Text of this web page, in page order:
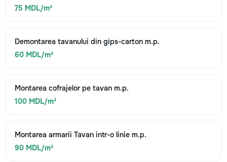
75 MDL/m²
Demontarea tavanului din gips-carton m.p.
60 MDL/m²
Montarea cofrajelor pe tavan m.p.
100 MDL/m²
Montarea armarii Tavan intr-o linie m.p.
90 MDL/m²